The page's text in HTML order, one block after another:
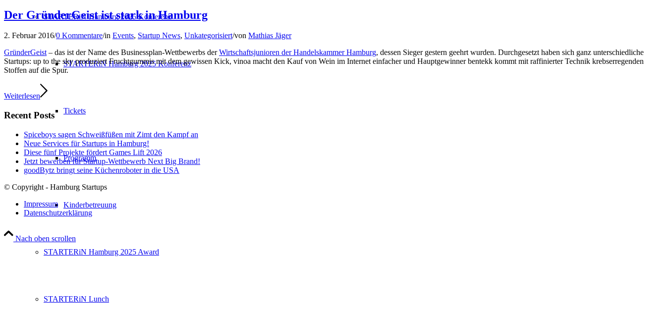
STARTERiN Hamburg 2025 Konferenz
STARTERiN Hamburg 2025 Konferenz
Tickets
Programm
Kinderbetreuung
STARTERiN Hamburg 2025 Award
STARTERiN Lunch
Der GründerGeist ist stark in Hamburg
2. Februar 2016/0 Kommentare/in Events, Startup News, Unkategorisiert/von Mathias Jäger
GründerGeist– das ist der Name des Businessplan-Wettbewerbs derWirtschaftsjunioren der Handelskammer Hamburg, dessen Sieger gestern geehrt wurden. Durchgesetzt haben sich ganz unterschiedliche
Startups: up to the sky produziert Fruchtgummis mit dem gewissen Kick, vinoa macht den Kauf von Wein im Internet einfacher und Hauptgewinner bentekk kommt mit raffinierter Technik krebserregenden
Stoffen auf die Spur.
Weiterlesen
Recent Posts
Spiceboys sagen Schweißfüßen mit Zimt den Kampf an
Neue Services für Startups in Hamburg!
Diese fünf Projekte fördert Games Lift 2026
Jetzt bewerben für Startup-Wettbewerb Next Big Brand!
goodBytz bringt seine Küchenroboter in die USA
© Copyright - Hamburg Startups
Impressum
Datenschutzerklärung
Nach oben scrollen